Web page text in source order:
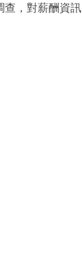
查，對薪酬資訊